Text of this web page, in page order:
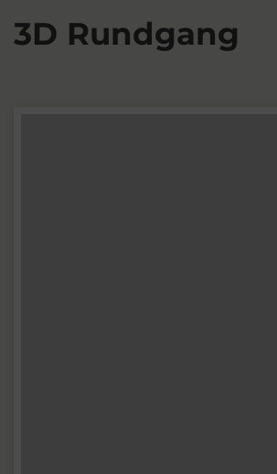
3D Rundgang